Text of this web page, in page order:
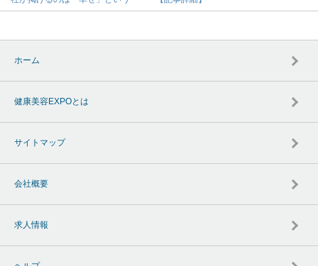
ホーム
健康美容EXPOとは
サイトマップ
会社概要
求人情報